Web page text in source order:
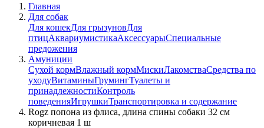
Главная
Для собак
Для кошекДля грызуновДля
птицАквариумистикаАксессуарыСпециальные
предожения
Амуниции
Сухой кормВлажный кормМискиЛакомстваСредства по
уходуВитаминыГрумингТуалеты и
принадлежностиКонтроль
поведенияИгрушкиТранспортировка и содержание
Rogz попона из флиса, длина спины собаки 32 см
коричневая 1 ш